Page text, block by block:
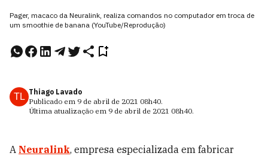
Pager, macaco da Neuralink, realiza comandos no computador em troca de
um smoothie de banana (YouTube/Reprodução)
TL Thiago Lavado
Publicado em 9 de abril de 2021 08h40.
Última atualização em 9 de abril de 2021 08h40.
A Neuralink, empresa especializada em fabricar